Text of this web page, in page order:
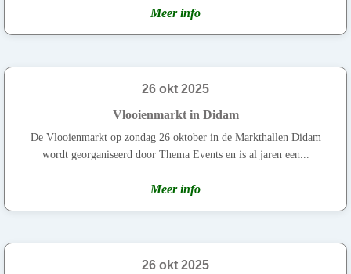
Meer info
26 okt 2025
Vlooienmarkt in Didam
De Vlooienmarkt op zondag 26 oktober in de Markthallen Didam
wordt georganiseerd door Thema Events en is al jaren een...
Meer info
26 okt 2025